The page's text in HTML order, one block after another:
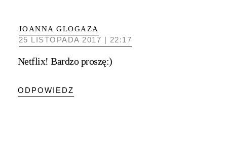
JOANNA GLOGAZA
25 LISTOPADA 2017 | 22:17
Netflix! Bardzo proszę:)
ODPOWIEDZ